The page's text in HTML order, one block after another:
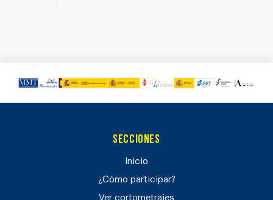
Secciones
Inicio
¿Cómo participar?
Ver cortometrajes